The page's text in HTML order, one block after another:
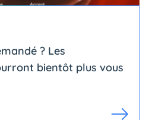
? Les
bientôt plus vous